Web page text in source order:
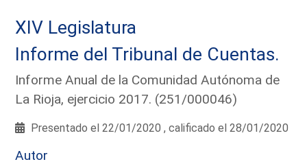
XIV Legislatura
Informe del Tribunal de Cuentas.
Informe Anual de la Comunidad Autónoma de
La Rioja, ejercicio 2017. (251/000046)
Presentado el 22/01/2020 , calificado el 28/01/2020
Autor